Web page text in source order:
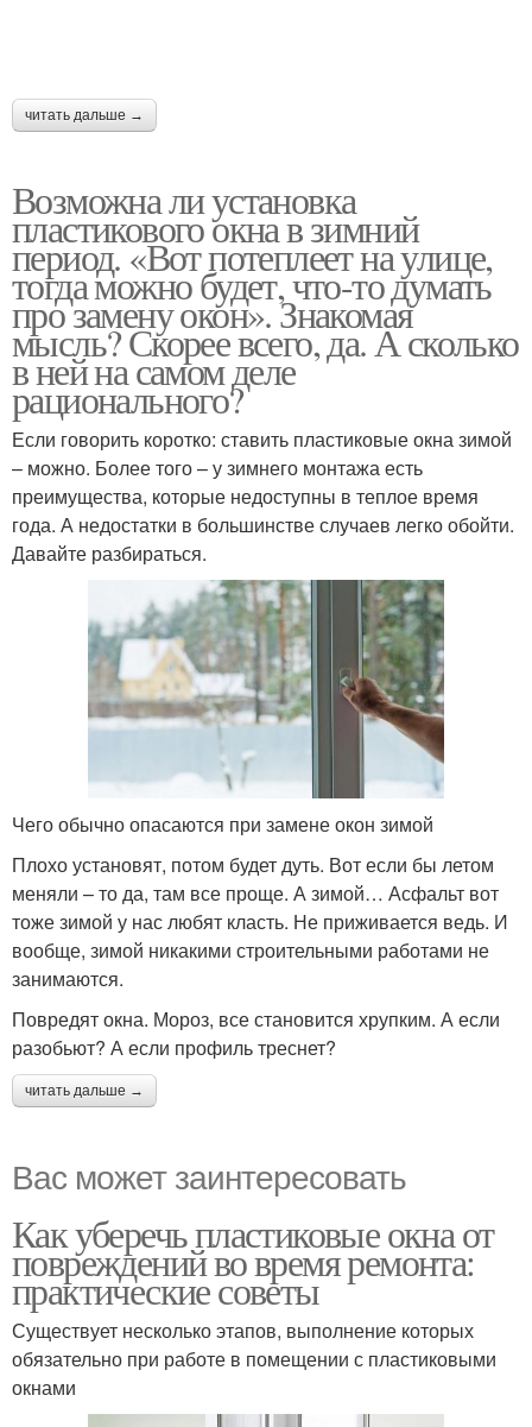
читать дальше →
Возможна ли установка
пластикового окна в зимний
период. «Вот потеплеет на улице,
тогда можно будет, что-то думать
про замену окон». Знакомая
мысль? Скорее всего, да. А сколько
в ней на самом деле
рационального?
Если говорить коротко: ставить пластиковые окна зимой
– можно. Более того – у зимнего монтажа есть
преимущества, которые недоступны в теплое время
года. А недостатки в большинстве случаев легко обойти.
Давайте разбираться.
Чего обычно опасаются при замене окон зимой
Плохо установят, потом будет дуть. Вот если бы летом
меняли – то да, там все проще. А зимой… Асфальт вот
тоже зимой у нас любят класть. Не приживается ведь. И
вообще, зимой никакими строительными работами не
занимаются.
Повредят окна. Мороз, все становится хрупким. А если
разобьют? А если профиль треснет?
читать дальше →
Вас может заинтересовать
Как уберечь пластиковые окна от
повреждений во время ремонта:
практические советы
Существует несколько этапов, выполнение которых
обязательно при работе в помещении с пластиковыми
окнами